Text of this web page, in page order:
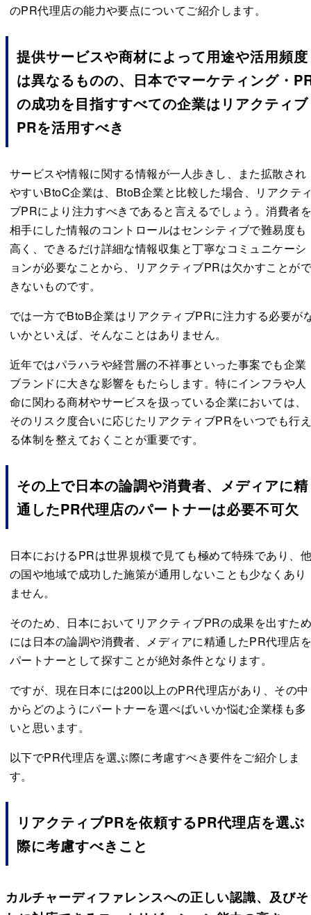
のPR代理店の能力や要点についてご紹介します。
提供サービスや商材によって用途や活用頻度
は異なるものの、日本でマーケティング・
の成功を目指すすべての企業はリアクティブ
PRを活用すべき
サービスや情報に関する情報が一人歩きし、また拡散され
やすいBtoC企業は、BtoB企業と比較した場合、リアクテ
ブPRにより注力すべきであると言えるでしょう。消費者
相手にした情報のコントロールはセンシティブで難易度も
高く、できるだけ詳細な情報収集と丁寧なコミュニケーシ
ョンが必要なことから、リアクティブPRは欠かすことが
きないものです。
では一方でBtoB企業はリアクティブPRに注力する必要が
いかといえば、そんなことはありません。
近年ではパラハラや経営層の不祥事といった事案でも企業
ブランドに大きな影響をもたらします。特にインフラや人
命に関わる商材やサービスを扱っている企業においては、
そのリスク度合いに応じたリアクティブPRをいつでも行
る体制を整えておくことが重要です。
その上で日本の論調や消費者、メディアに精
通したPR代理店のパートナーは必要不可欠
日本におけるPRは世界規模で見ても極めて特殊であり、
の国や地域で成功した施策が通用しないことも少なくあり
ません。
そのため、日本においてリアクティブPRの成果を出すた
には日本の論調や消費者、メディアに精通したPR代理店
パートナーとして探すことが絶対条件となります。
ですが、現在日本には200以上のPR代理店があり、その中
からどのようにパートナーを選べばいいか悩む企業様も多
いと思います。
以下でPR代理店を選ぶ際に考慮すべき要件をご紹介しま
す。
リアクティブPRを依頼するPR代理店を選ぶ
際に考慮すべきこと
カルチャーディファレンスへの正しい認識、及びそ